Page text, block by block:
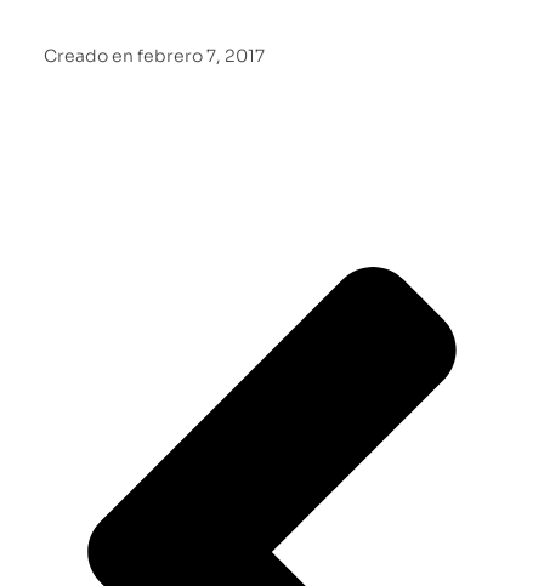
Creado en febrero 7, 2017